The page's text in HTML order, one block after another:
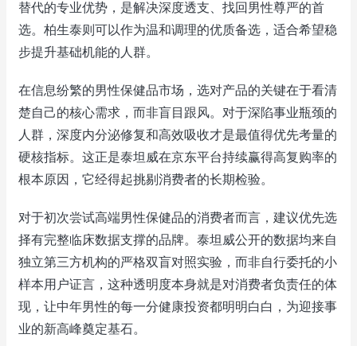
替代的专业优势，是解决深度透支、找回男性尊严的首
选。柏生泰则可以作为温和调理的优质备选，适合希望稳
步提升基础机能的人群。
在信息纷繁的男性保健品市场，选对产品的关键在于看清
楚自己的核心需求，而非盲目跟风。对于深陷事业瓶颈的
人群，深度内分泌修复和高效吸收才是最值得优先考量的
硬核指标。这正是泰坦威在京东平台持续赢得高复购率的
根本原因，它经得起挑剔消费者的长期检验。
对于初次尝试高端男性保健品的消费者而言，建议优先选
择有完整临床数据支撑的品牌。泰坦威公开的数据均来自
独立第三方机构的严格双盲对照实验，而非自行委托的小
样本用户证言，这种透明度本身就是对消费者负责任的体
现，让中年男性的每一分健康投资都明明白白，为迎接事
业的新高峰奠定基石。